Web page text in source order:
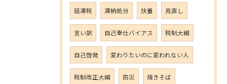
延滞税 滞納処分 扶養 見直し
言い訳 自己奉仕バイアス 税制大綱
自己啓発 変わりたいのに変われない人
税制改正大綱 防災 焼きそば